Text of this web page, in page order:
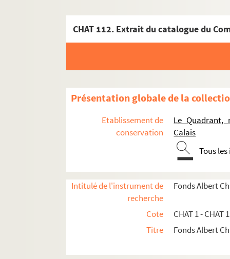
CHAT 112. Extrait du catalogue du
Présentation globale de la
Etablissement de
conservation
Le Quadrant,
Calais
Tous
Intitulé de l'instrument de
recherche
Fonds Albert
Cote
CHAT 1 - CHAT
Titre
Fonds Albert